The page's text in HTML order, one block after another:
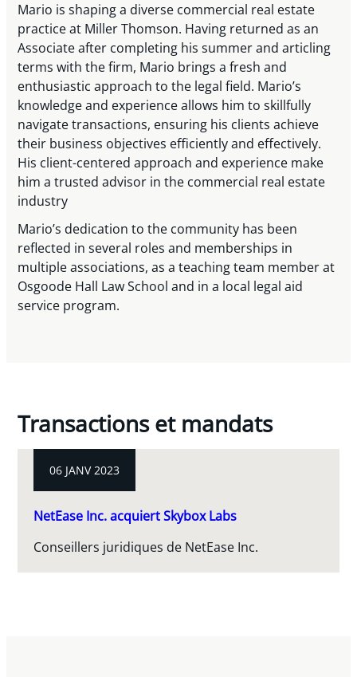
Mario is shaping a diverse commercial real estate
practice at Miller Thomson. Having returned as an
Associate after completing his summer and articling
terms with the firm, Mario brings a fresh and
enthusiastic approach to the legal field. Mario’s
knowledge and experience allows him to skillfully
navigate transactions, ensuring his clients achieve
their business objectives efficiently and effectively.
His client-centered approach and experience make
him a trusted advisor in the commercial real estate
industry
Mario’s dedication to the community has been
reflected in several roles and memberships in
multiple associations, as a teaching team member at
Osgoode Hall Law School and in a local legal aid
service program.
Transactions et mandats
06 JANV 2023
NetEase Inc. acquiert Skybox Labs
Conseillers juridiques de NetEase Inc.